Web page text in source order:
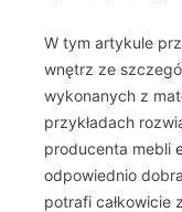
W tym artykule
wnętrz ze
wykonanych z
przykładach
producenta mebli
odpowiednio
potrafi całkowicie